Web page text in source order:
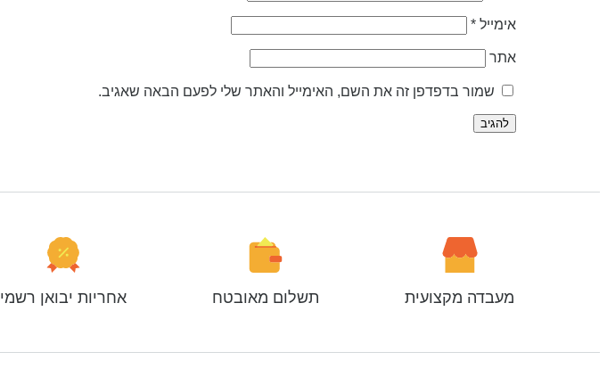
אימייל *
אתר
שמור בדפדפן זה את השם, האימייל והאתר שלי לפעם הבאה שאגיב.
מעבדה מקצועית תשלום מאובטח אחריות יבואן רשמי